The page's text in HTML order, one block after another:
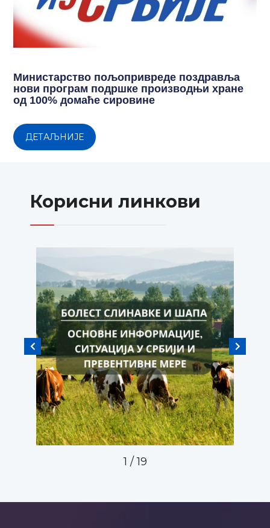
Министарство пољопривреде поздравља
нови програм подршке производњи хране
од 100% домаће сировине
ДЕТАЉНИЈЕ
Корисни линкови
1 / 19